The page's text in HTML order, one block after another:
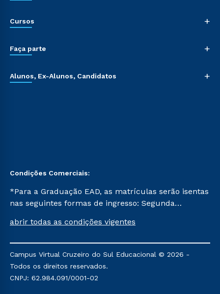
Cursos +
Faça parte +
Alunos, Ex-Alunos, Candidatos +
Condições Comerciais:
*Para a Graduação EAD, as matrículas serão isentas
nas seguintes formas de ingresso: Segunda
Já para as demais, a taxa de matrícula será de R$
mencionadas são referentes aos cursos: Ensino
Religioso, Geografia para a Docência e Metodologia
do Ensino de História: Questões Atuais.
abrir todas as condições vigentes
Campus Virtual Cruzeiro do Sul Educacional © 2026 -
Todos os direitos reservados.
CNPJ: 62.984.091/0001-02